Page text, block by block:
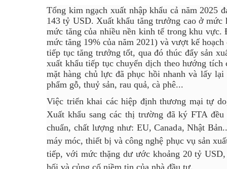
Tổng kim ngạch xuất nhập khẩu cả năm 2025
143 tỷ USD. Xuất khẩu tăng trưởng cao ở
mức tăng của nhiều nền kinh tế trong khu
mức tăng 19% của năm 2021) và vượt kế
tiếp tục tăng trưởng tốt, qua đó thúc đẩy sản
xuất khẩu tiếp tục chuyển dịch theo hướng
mặt hàng chủ lực đã phục hồi nhanh và lấy
phẩm gỗ, thuỷ sản, rau quả, cà phê...
Việc triển khai các hiệp định thương mại tự
Xuất khẩu sang các thị trường đã ký FTA
chuẩn, chất lượng như: EU, Canada, Nhật
máy móc, thiết bị và công nghệ phục vụ sản
tiếp, với mức thặng dư ước khoảng 20 tỷ
hối và củng cố niềm tin của nhà đầu tư.